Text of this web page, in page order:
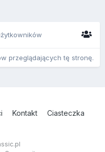
przeglądających tę stronę.
Kontakt Ciasteczka